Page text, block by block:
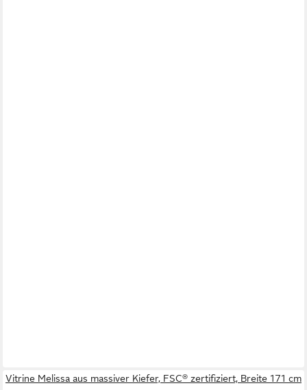
Vitrine Melissa aus massiver Kiefer, FSC® zertifiziert, Breite 171 cm